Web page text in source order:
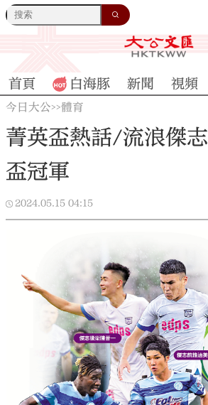
首頁 白海豚 新聞 視頻
今日大公>>體育
菁英盃熱話/流浪傑
盃冠軍
2024.05.15 04:15